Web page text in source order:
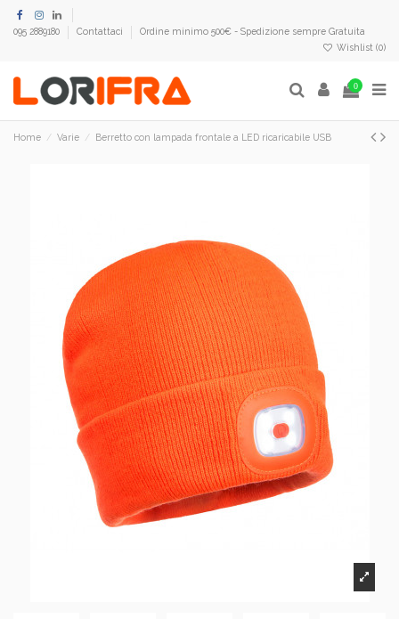
095 2889180 Contattaci
Ordine minimo 500€ - Spedizione sempre Gratuita
Wishlist (0)
0
Home Varie Berretto con lampada frontale a LED ricaricabile USB